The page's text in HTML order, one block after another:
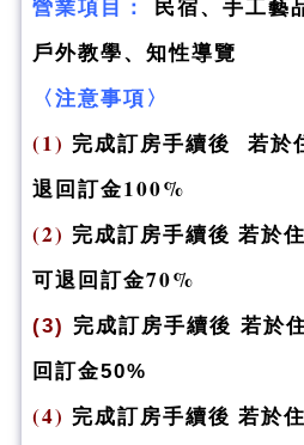
營業項目：
民宿、手工藝
戶外教學、知性導覽
〈注意事項〉
(1) 完成訂房手續後 若於
退回訂金100%
(2) 完成訂房手續後 若於
可退回訂金70%
(3) 完成訂房手續後 若於
回訂金50%
(4) 完成訂房手續後 若於